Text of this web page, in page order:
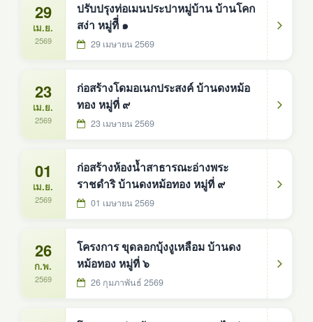
29
เม.ย.
2569
ปรับปรุงท่อเมนประปาหมู่บ้าน บ้านโคก
สง่า หมู่ทีี่ ๑
29 เมษายน 2569
23
เม.ย.
2569
ก่อสร้างโดมอเนกประสงค์ บ้านดงหม้อ
ทอง หมู่ที่ ๙
23 เมษายน 2569
01
เม.ย.
2569
ก่อสร้างห้องน้ำสาธารณะอ่างพระ
ราชดำริ บ้านดงหม้อทอง หมู่ที่ ๙
01 เมษายน 2569
26
ก.พ.
2569
โครงการ ขุดลอกบุ้งงูเหลือม บ้านดง
หม้อทอง หมู่ที่ ๖
26 กุมภาพันธ์ 2569